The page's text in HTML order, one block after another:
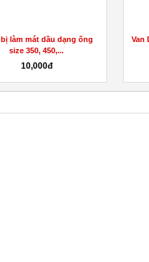
làm mát dầu dạng ống
size 350, 450,...
10,000đ
Van